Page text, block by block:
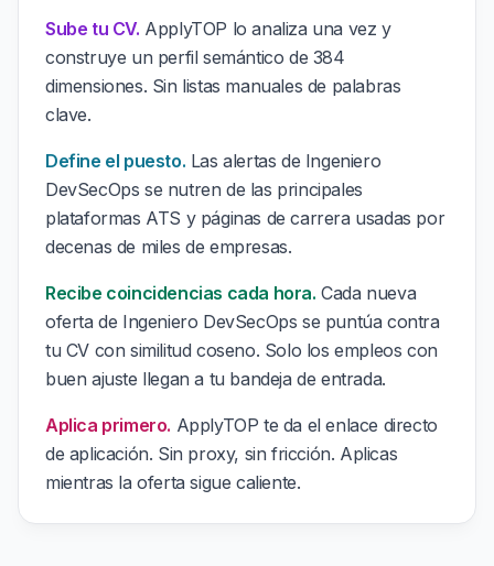
Sube tu CV. ApplyTOP lo analiza una vez y
construye un perfil semántico de 384
dimensiones. Sin listas manuales de palabras
clave.
Define el puesto. Las alertas de Ingeniero
DevSecOps se nutren de las principales
plataformas ATS y páginas de carrera usadas por
decenas de miles de empresas.
Recibe coincidencias cada hora. Cada nueva
oferta de Ingeniero DevSecOps se puntúa contra
tu CV con similitud coseno. Solo los empleos con
buen ajuste llegan a tu bandeja de entrada.
Aplica primero. ApplyTOP te da el enlace directo
de aplicación. Sin proxy, sin fricción. Aplicas
mientras la oferta sigue caliente.